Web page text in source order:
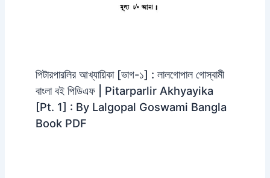
পিটারপারলির আখ্যায়িকা [ভাগ-১] : লালগোপাল গোস্বামী
বাংলা বই পিডিএফ | Pitarparlir Akhyayika
[Pt. 1] : By Lalgopal Goswami Bangla
Book PDF